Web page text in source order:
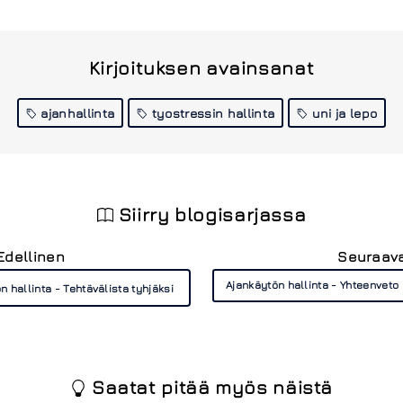
Kirjoituksen avainsanat
ajanhallinta tyostressin hallinta uni ja lepo
Siirry blogisarjassa
hallinta - Tehtävälista tyhjäksi Ajankäytön hallinta - Yhteenveto
Saatat pitää myös näistä